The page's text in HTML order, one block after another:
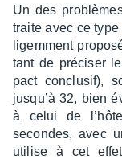
Un des
traite avec ce
li­gem­ment
tant de préci­ser
pact conclu­sif),
jusqu’à 32, bien
à celui de
secondes, avec
utilise à cet